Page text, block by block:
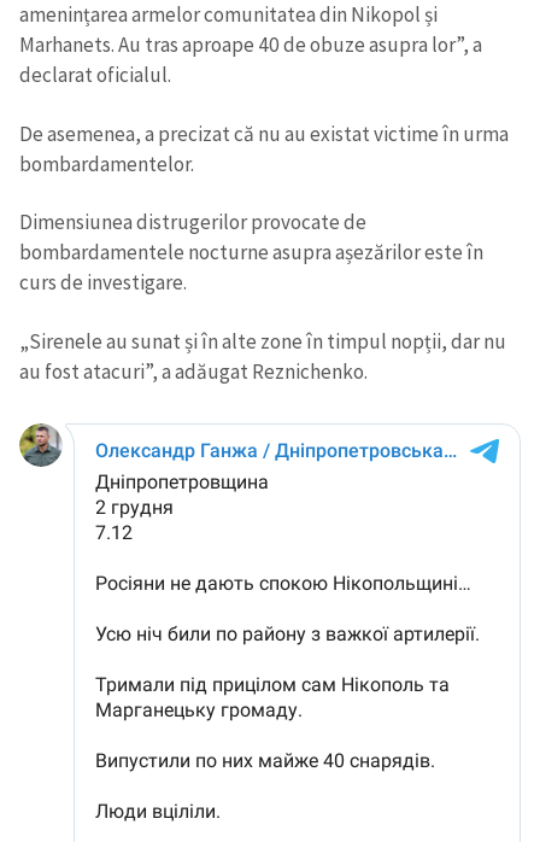
amenințarea armelor comunitatea din Nikopol și
Marhanets. Au tras aproape 40 de obuze asupra lor”, a
declarat oficialul.
De asemenea, a precizat că nu au existat victime în urma
bombardamentelor.
Dimensiunea distrugerilor provocate de
bombardamentele nocturne asupra așezărilor este în
curs de investigare.
„Sirenele au sunat și în alte zone în timpul nopții, dar nu
au fost atacuri”, a adăugat Reznichenko.